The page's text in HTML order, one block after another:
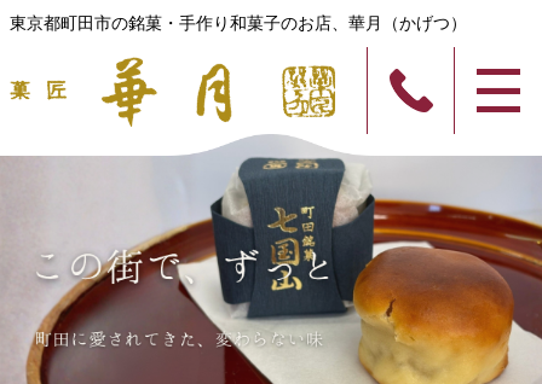
東京都町田市の銘菓・手作り和菓子のお店、華月（かげつ）